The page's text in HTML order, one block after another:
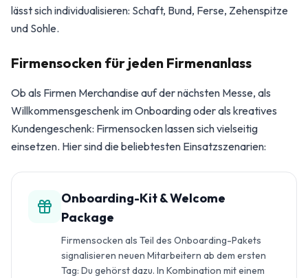
lässt sich individualisieren: Schaft, Bund, Ferse, Zehenspitze
und Sohle.
Firmensocken für jeden Firmenanlass
Ob als Firmen Merchandise auf der nächsten Messe, als
Willkommensgeschenk im Onboarding oder als kreatives
Kundengeschenk: Firmensocken lassen sich vielseitig
einsetzen. Hier sind die beliebtesten Einsatzszenarien:
Onboarding-Kit & Welcome
Package
Firmensocken als Teil des Onboarding-Pakets
signalisieren neuen Mitarbeitern ab dem ersten
Tag: Du gehörst dazu. In Kombination mit einem